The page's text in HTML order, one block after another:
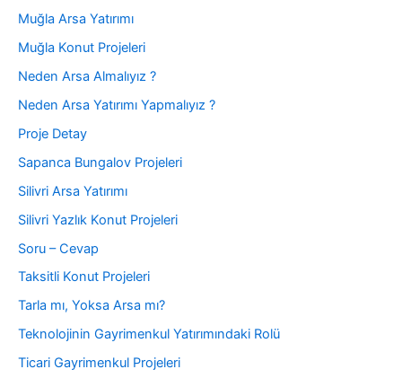
Muğla Arsa Yatırımı
Muğla Konut Projeleri
Neden Arsa Almalıyız ?
Neden Arsa Yatırımı Yapmalıyız ?
Proje Detay
Sapanca Bungalov Projeleri
Silivri Arsa Yatırımı
Silivri Yazlık Konut Projeleri
Soru – Cevap
Taksitli Konut Projeleri
Tarla mı, Yoksa Arsa mı?
Teknolojinin Gayrimenkul Yatırımındaki Rolü
Ticari Gayrimenkul Projeleri